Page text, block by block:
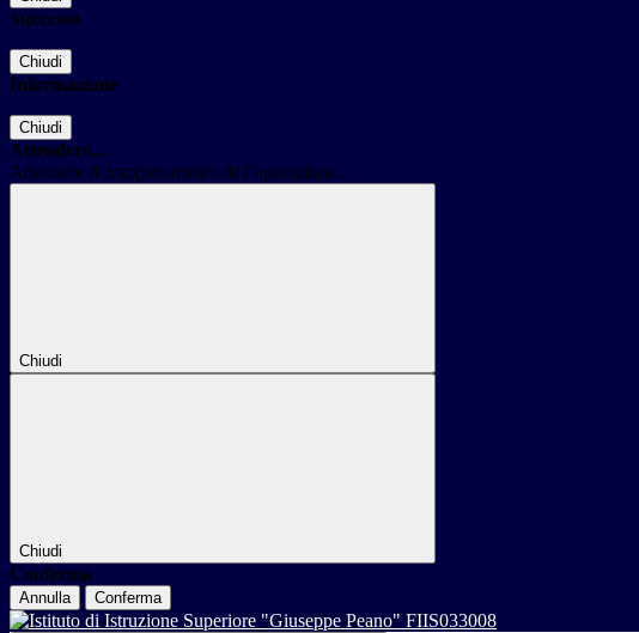
Successo
Chiudi
Informazione
Chiudi
Attendere...
Attendere il completamento dell'operazione...
Chiudi
Chiudi
Conferma
Annulla Conferma